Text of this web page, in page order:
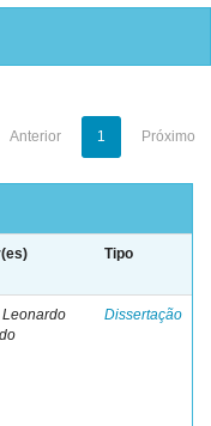
Anterior 1 Próximo
Tipo
Leonardo
Dissertação